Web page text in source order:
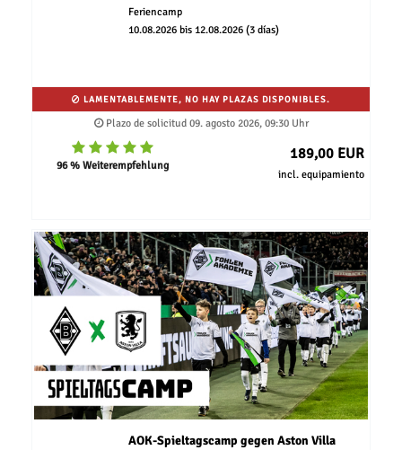
Feriencamp
10.08.2026 bis 12.08.2026 (3 días)
LAMENTABLEMENTE, NO HAY PLAZAS DISPONIBLES.
Plazo de solicitud 09. agosto 2026, 09:30 Uhr
96 % Weiterempfehlung
189,00 EUR
incl. equipamiento
AOK-Spieltagscamp gegen Aston Villa